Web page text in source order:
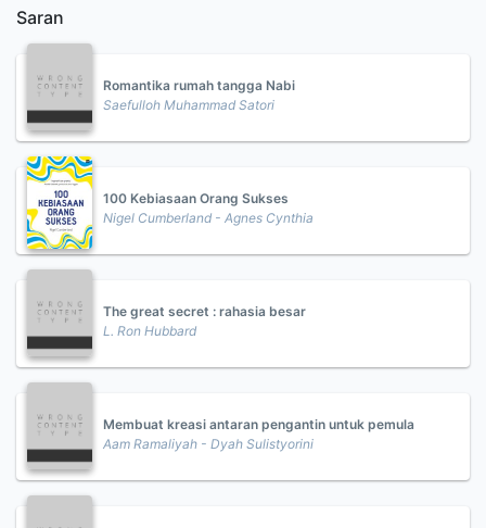
Saran
Romantika rumah tangga Nabi
Saefulloh Muhammad Satori
100 Kebiasaan Orang Sukses
Nigel Cumberland - Agnes Cynthia
The great secret : rahasia besar
L. Ron Hubbard
Membuat kreasi antaran pengantin untuk pemula
Aam Ramaliyah - Dyah Sulistyorini